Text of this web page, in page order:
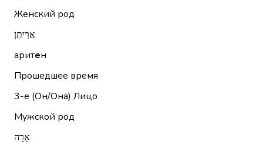
Женский род
אֲרִיתֶן
аритен
Прошедшее время
3-е (Он/Она) Лицо
Мужской род
אָרָה